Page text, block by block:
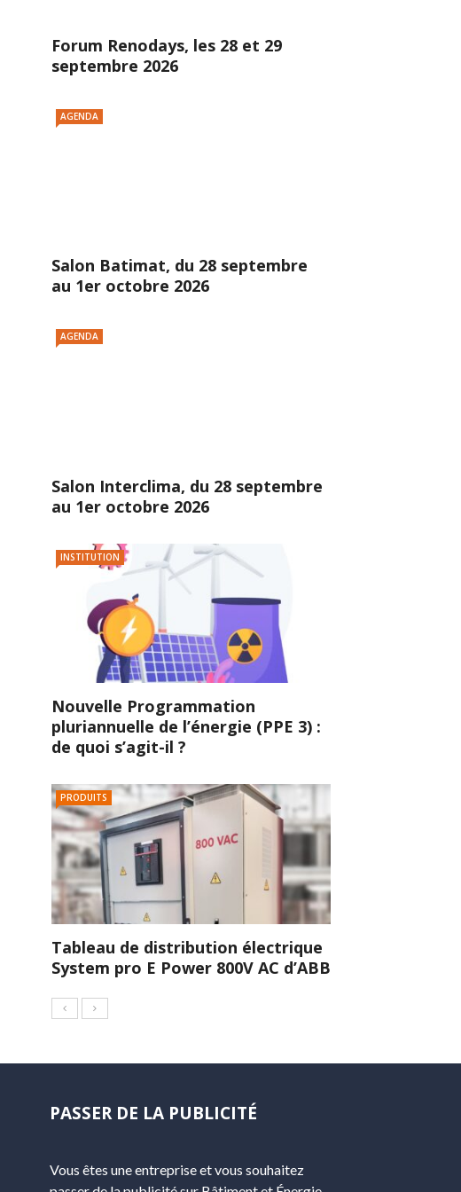
Forum Renodays, les 28 et 29
septembre 2026
AGENDA
Salon Batimat, du 28 septembre
au 1er octobre 2026
AGENDA
Salon Interclima, du 28 septembre
au 1er octobre 2026
INSTITUTION
Nouvelle Programmation
pluriannuelle de l’énergie (PPE 3) :
de quoi s’agit-il ?
PRODUITS
Tableau de distribution électrique
System pro E Power 800V AC d’ABB
PASSER DE LA PUBLICITÉ
Vous êtes une entreprise et vous souhaitez